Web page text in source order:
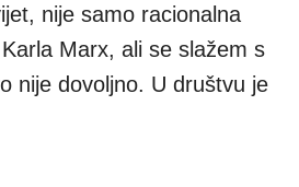
nije samo racionalna
Marx, ali se slažem s
nije dovoljno. U društvu je